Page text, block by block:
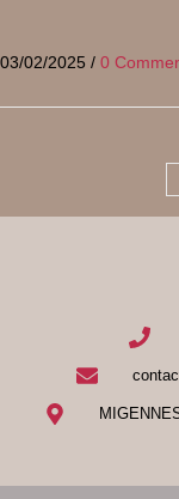
03/02/2025 / 0